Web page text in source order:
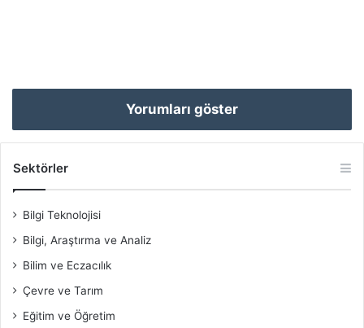
Yorumları göster
Sektörler
Bilgi Teknolojisi
Bilgi, Araştırma ve Analiz
Bilim ve Eczacılık
Çevre ve Tarım
Eğitim ve Öğretim